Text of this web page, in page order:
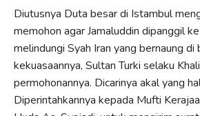
Diutusnya Duta besar di Istambul
memohon agar Jamaluddin dipanggil
melindungi Syah Iran yang bernaung di
kekuasaannya, Sultan Turki selaku
permohonannya. Dicarinya akal yang
Diperintahkannya kepada Mufti